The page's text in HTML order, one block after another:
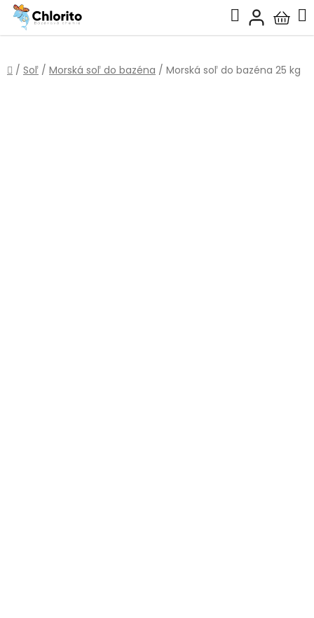
Prejsť
obsah
Hľadať
košík
Domov
/ Soľ / Morská soľ do bazéna / Morská soľ do bazéna 25 kg